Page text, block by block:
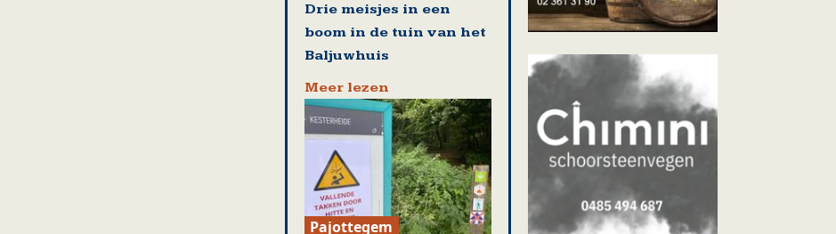
Drie meisjes in een
boom in de tuin van het
Baljuwhuis
Meer lezen
Pajottegem